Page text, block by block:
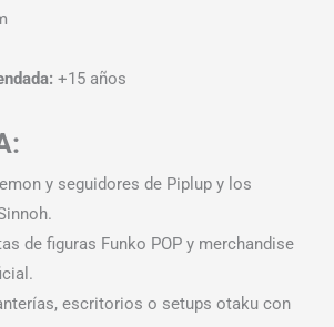
+15 años
y seguidores de Piplup y los
de figuras Funko POP y merchandise
escritorios o setups otaku con